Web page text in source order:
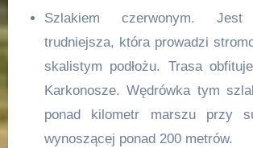
Szlakiem czerwonym.
trudniejsza, która prowadzi
skalistym podłożu. Trasa
Karkonosze. Wędrówka tym
ponad kilometr marszu przy
wynoszącej ponad 200 metrów.